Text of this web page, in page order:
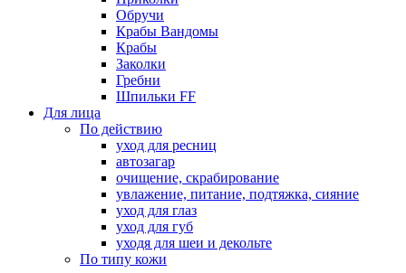
Обручи
Крабы Вандомы
Крабы
Заколки
Гребни
Шпильки FF
Для лица
По действию
уход для ресниц
автозагар
очищение, скрабирование
увлажение, питание, подтяжка, сияние
уход для глаз
уход для губ
уходя для шеи и декольте
По типу кожи